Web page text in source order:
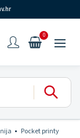
0
Pocket printy